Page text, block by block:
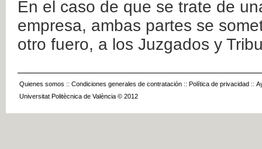
En el caso de que se trate de
empresa, ambas partes se
otro fuero, a los Juzgados y
Quienes somos :: Condiciones generales de contratación :: Política de privacidad ::
Universitat Politècnica de València © 2012